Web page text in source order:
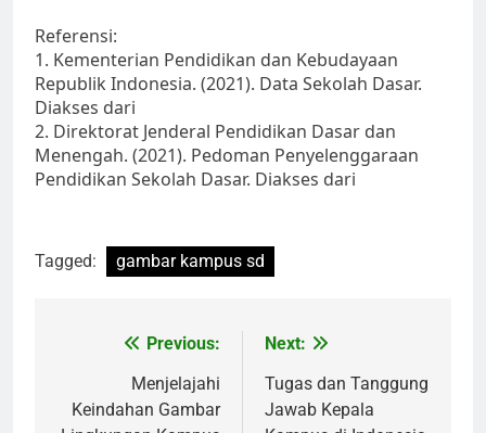
Referensi:
1. Kementerian Pendidikan dan Kebudayaan
Republik Indonesia. (2021). Data Sekolah Dasar.
Diakses dari
2. Direktorat Jenderal Pendidikan Dasar dan
Menengah. (2021). Pedoman Penyelenggaraan
Pendidikan Sekolah Dasar. Diakses dari
Tagged: gambar kampus sd
navigation
Previous:
Menjelajahi
Keindahan Gambar
Next:
Tugas dan Tanggung
Jawab Kepala